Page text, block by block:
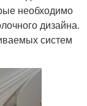
необходимо
дизайна.
систем